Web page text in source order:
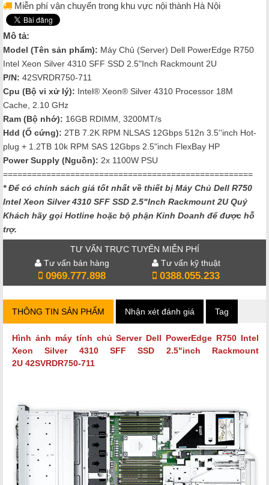
Miễn phí vận chuyển trong khu vực nội thành Hà Nội
Mô tả:
Model (Tên sản phẩm): Máy Chủ (Server) Dell PowerEdge R750
Intel Xeon Silver 4310 SFF SSD 2.5"Inch Rackmount 2U
P/N: 42SVRDR750-711
Cpu (Bộ vi xử lý): Intel® Xeon® Silver 4310 Processor 18M
Cache, 2.10 GHz
Ram (Bộ nhớ): 16GB RDIMM, 3200MT/s
Hdd (Ổ cứng): 2TB 7.2K RPM NLSAS 12Gbps 512n 3.5''inch Hot-
plug + 1.2TB 10k RPM SAS 12Gbps 2.5"inch FlexBay HP
Power Supply (Nguồn): 2x 1100W PSU
====================================================
* Để có chính sách giá tốt nhất về thiết bị Máy Chủ Dell R750
Intel Xeon Silver 4310 SFF SSD 2.5"Inch Rackmount 2UQuý
Khách hãy gọi Hotline hoặc bộ phận Kinh Doanh để được hỗ
trợ.
TƯ VẤN TRỰC TUYẾN MIỄN PHÍ
Tư vấn bán hàng
0969.777.898
Tư vấn kỹ thuật
0388.055.233
THÔNG TIN SẢN PHẨM Nhận xét đánh giá Tag
Hình ảnh máy tính chủ Server Dell PowerEdge R750 Intel
Xeon Silver 4310 SFF SSD 2.5"inch Rackmount
2U 42SVRDR750-711